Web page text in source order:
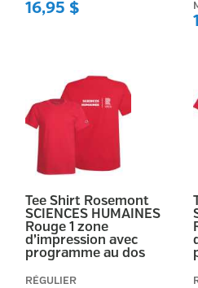
16,95 $
Tee Shirt Rosemont
SCIENCES HUMAINES
Rouge 1 zone
d’impression avec
programme au dos
RÉGULIER